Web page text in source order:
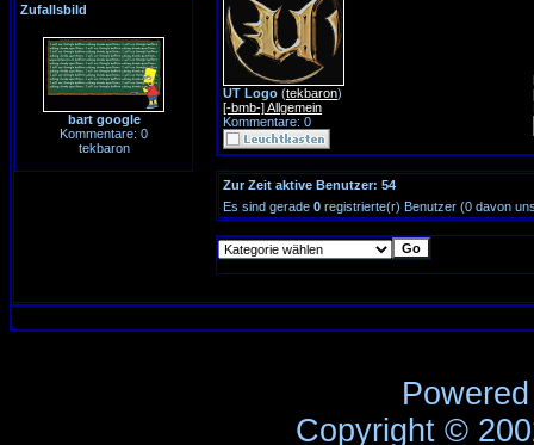
Zufallsbild
bart google
Kommentare: 0
tekbaron
UT Logo (tekbaron)
[-bmb-] Allgemein
Kommentare: 0
Zur Zeit aktive Benutzer: 54
Es sind gerade 0 registrierte(r) Benutzer (0 davon
Copyright ©